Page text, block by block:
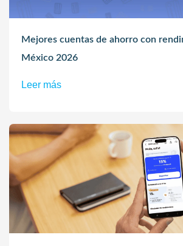
Mejores cuentas de ahorro con
México 2026
Leer más